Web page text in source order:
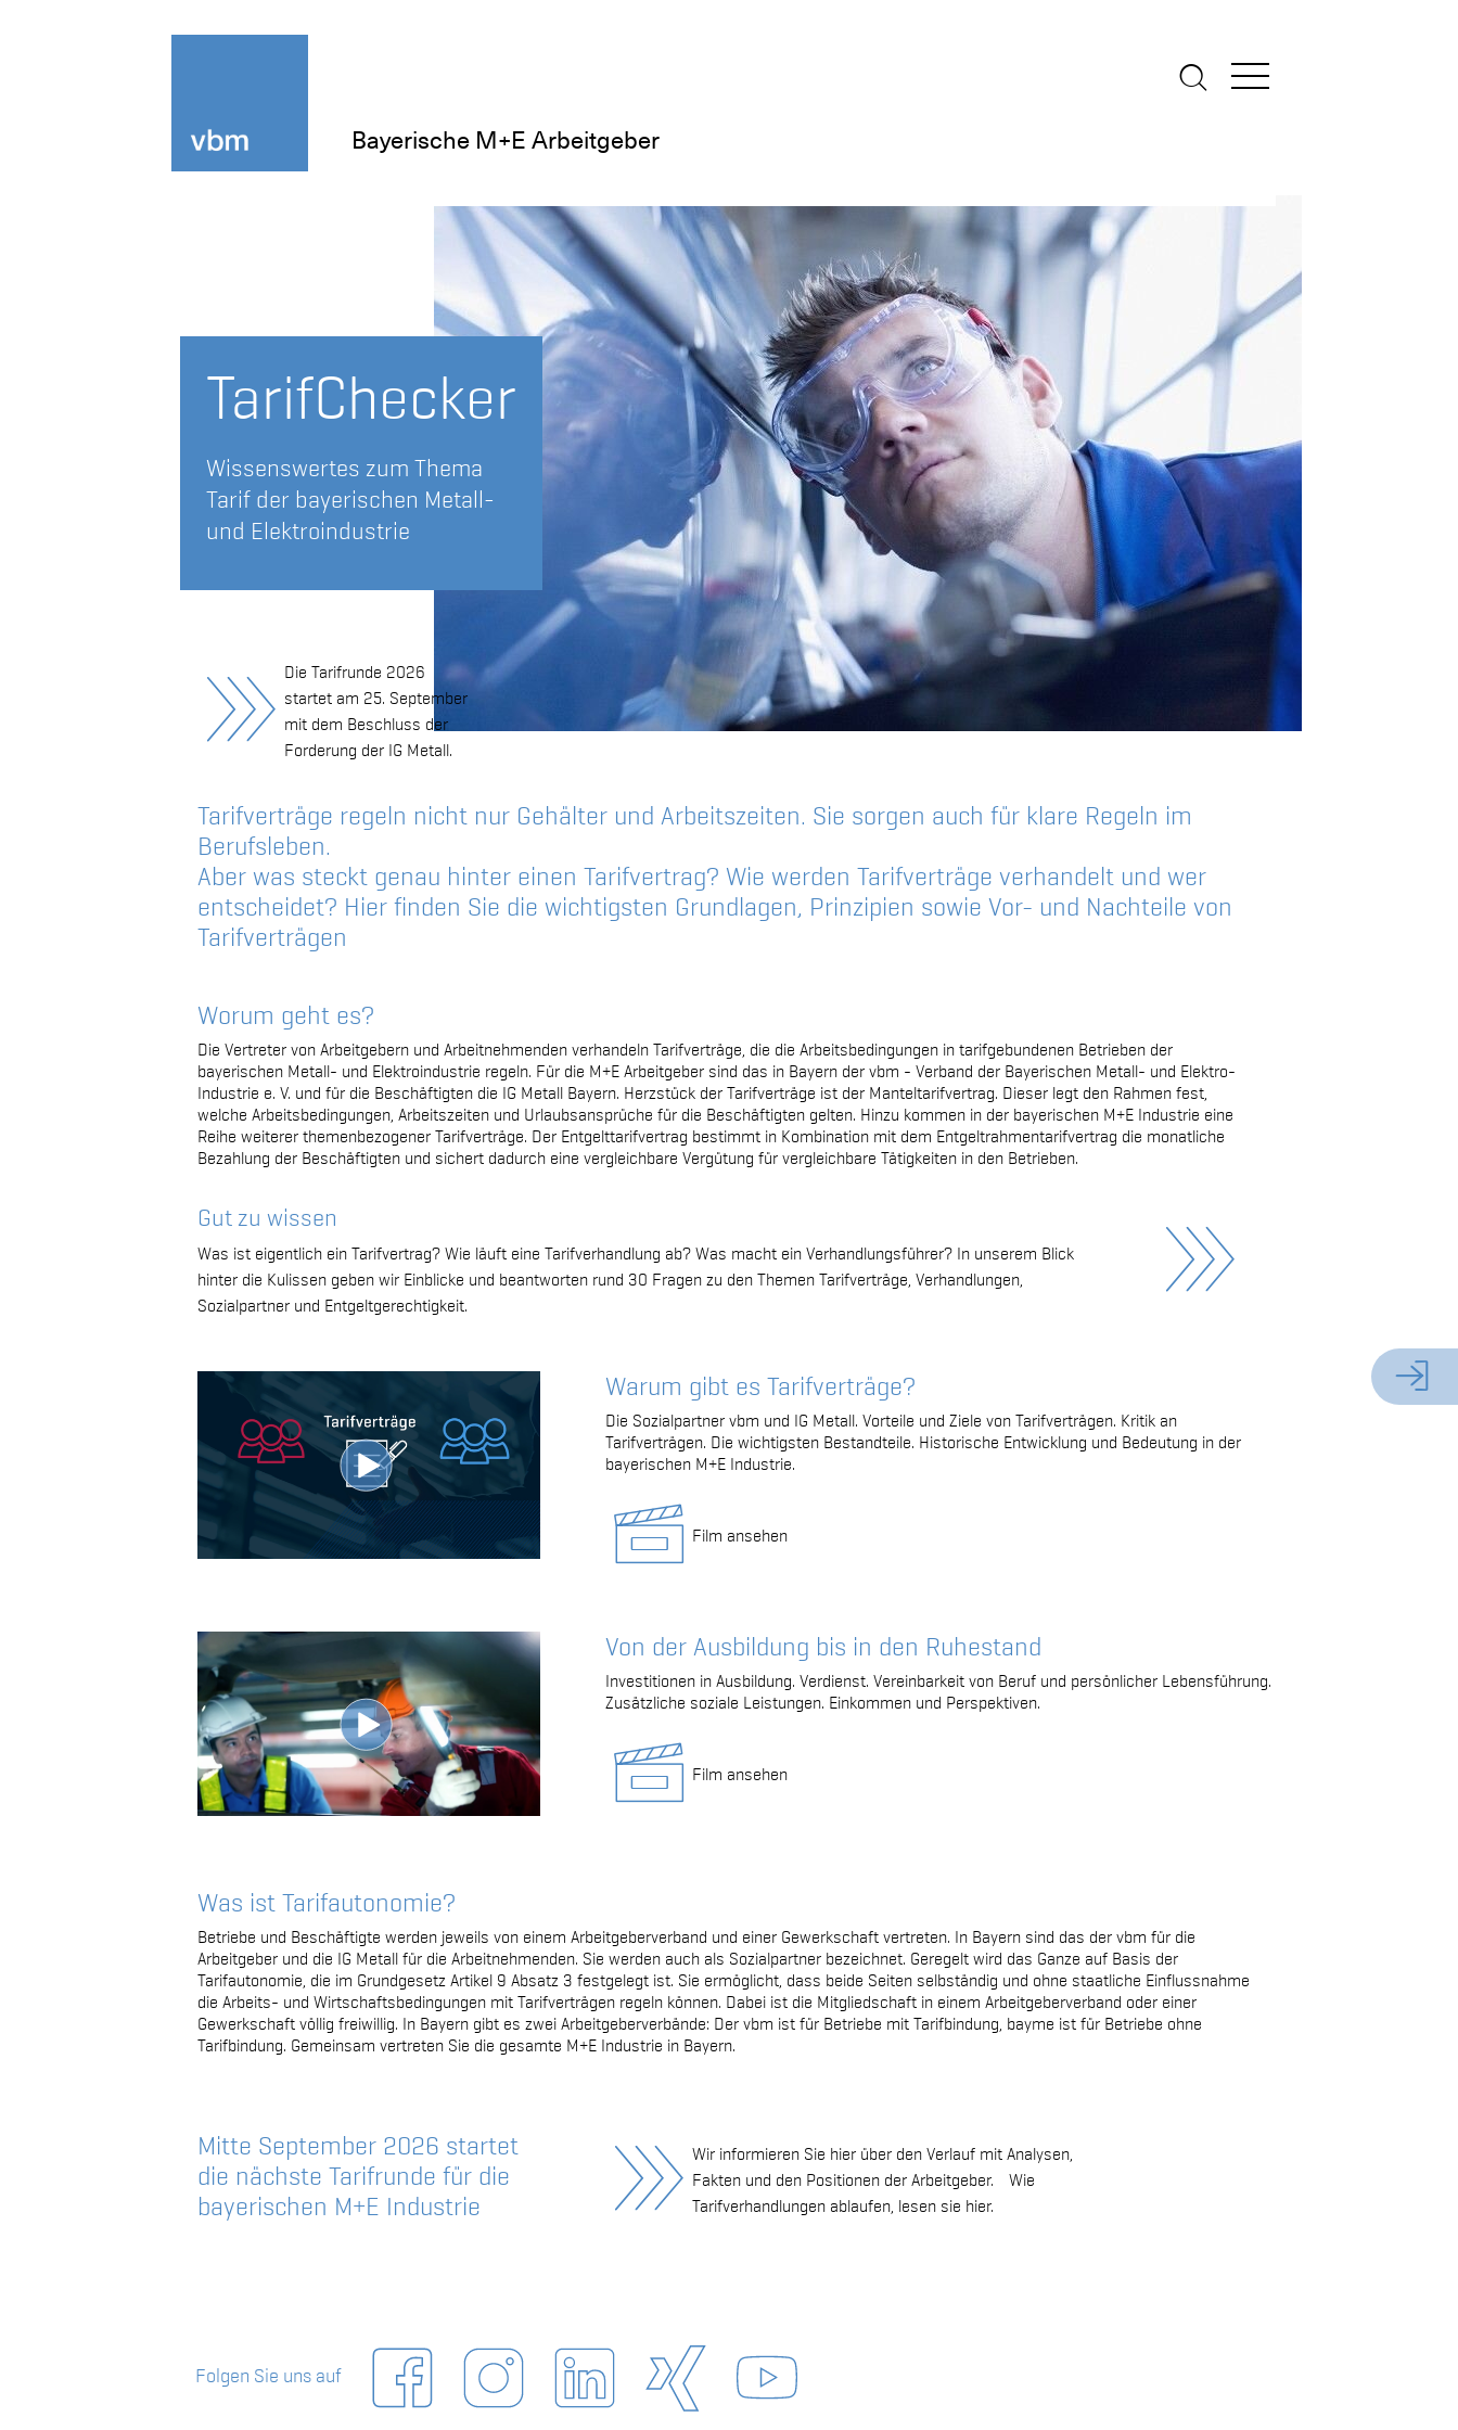
Bayerische M+E Arbeitgeber
TarifChecker
Wissenswertes zum Thema
Tarif der bayerischen Metall-
und Elektroindustrie
Die Tarifrunde 2026
startet am 25. September
mit dem Beschluss der
Forderung der IG Metall.
Tarifverträge regeln nicht nur Gehälter und Arbeitszeiten. Sie sorgen auch für klare Regeln im
Berufsleben.
Aber was steckt genau hinter einen Tarifvertrag? Wie werden Tarifverträge verhandelt und wer
entscheidet? Hier finden Sie die wichtigsten Grundlagen, Prinzipien sowie Vor- und Nachteile von
Tarifverträgen
Worum geht es?
Die Vertreter von Arbeitgebern und Arbeitnehmenden verhandeln Tarifverträge, die die Arbeitsbedingungen in tarifgebundenen Betrieben der
bayerischen Metall- und Elektroindustrie regeln. Für die M+E Arbeitgeber sind das in Bayern der vbm - Verband der Bayerischen Metall- und Elektro-
Industrie e. V. und für die Beschäftigten die IG Metall Bayern. Herzstück der Tarifverträge ist der Manteltarifvertrag. Dieser legt den Rahmen fest,
welche Arbeitsbedingungen, Arbeitszeiten und Urlaubsansprüche für die Beschäftigten gelten. Hinzu kommen in der bayerischen M+E Industrie eine
Reihe weiterer themenbezogener Tarifverträge. Der Entgelttarifvertrag bestimmt in Kombination mit dem Entgeltrahmentarifvertrag die monatliche
Bezahlung der Beschäftigten und sichert dadurch eine vergleichbare Vergütung für vergleichbare Tätigkeiten in den Betrieben.
Gut zu wissen
Was ist eigentlich ein Tarifvertrag? Wie läuft eine Tarifverhandlung ab? Was macht ein Verhandlungsführer? In unserem Blick
hinter die Kulissen geben wir Einblicke und beantworten rund 30 Fragen zu den Themen Tarifverträge, Verhandlungen,
Sozialpartner und Entgeltgerechtigkeit.
Warum gibt es Tarifverträge?
Die Sozialpartner vbm und IG Metall. Vorteile und Ziele von Tarifverträgen. Kritik an
Tarifverträgen. Die wichtigsten Bestandteile. Historische Entwicklung und Bedeutung in der
bayerischen M+E Industrie.
Film ansehen
Von der Ausbildung bis in den Ruhestand
Investitionen in Ausbildung. Verdienst. Vereinbarkeit von Beruf und persönlicher Lebensführung.
Zusätzliche soziale Leistungen. Einkommen und Perspektiven.
Film ansehen
Was ist Tarifautonomie?
Betriebe und Beschäftigte werden jeweils von einem Arbeitgeberverband und einer Gewerkschaft vertreten. In Bayern sind das der vbm für die
Arbeitgeber und die IG Metall für die Arbeitnehmenden. Sie werden auch als Sozialpartner bezeichnet. Geregelt wird das Ganze auf Basis der
Tarifautonomie, die im Grundgesetz Artikel 9 Absatz 3 festgelegt ist. Sie ermöglicht, dass beide Seiten selbständig und ohne staatliche Einflussnahme
die Arbeits- und Wirtschaftsbedingungen mit Tarifverträgen regeln können. Dabei ist die Mitgliedschaft in einem Arbeitgeberverband oder einer
Gewerkschaft völlig freiwillig. In Bayern gibt es zwei Arbeitgeberverbände: Der vbm ist für Betriebe mit Tarifbindung, bayme ist für Betriebe ohne
Tarifbindung. Gemeinsam vertreten Sie die gesamte M+E Industrie in Bayern.
Mitte September 2026 startet
die nächste Tarifrunde für die
bayerischen M+E Industrie
Wir informieren Sie hier über den Verlauf mit Analysen,
Fakten und den Positionen der Arbeitgeber. Wie
Tarifverhandlungen ablaufen, lesen sie hier.
Folgen Sie uns auf